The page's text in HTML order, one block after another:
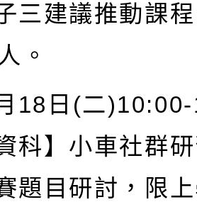
三建議推動課
人。
18 日 (二
科】小車社群
題目研討，限